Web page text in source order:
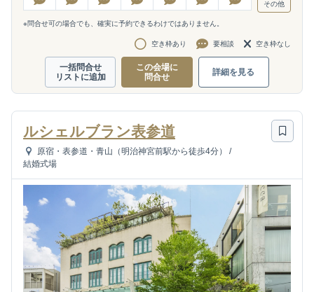
その他
※問合せ可の場合でも、確実に予約できるわけではありません。
空き枠あり 要相談 空き枠なし
一括問合せ
リストに追加
この会場に
問合せ
詳細を見る
ルシェルブラン表参道
原宿・表参道・青山（明治神宮前駅から徒歩4分）
/
結婚式場